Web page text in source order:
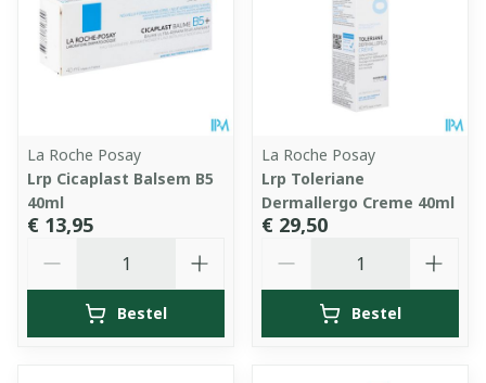
La Roche Posay
Lrp Cicaplast Balsem B5
40ml
€ 13,95
Bestel
La Roche Posay
Lrp Toleriane
Dermallergo Creme 40ml
€ 29,50
Bestel